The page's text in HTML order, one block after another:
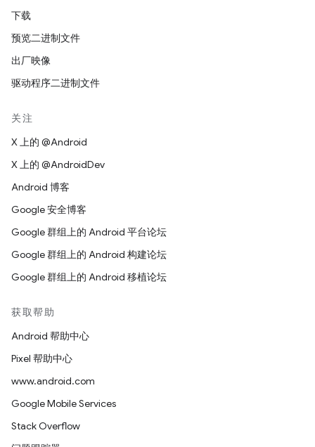
下载
预览二进制文件
出厂映像
驱动程序二进制文件
关注
X 上的 @Android
X 上的 @AndroidDev
Android 博客
Google 安全博客
Google 群组上的 Android 平台论坛
Google 群组上的 Android 构建论坛
Google 群组上的 Android 移植论坛
获取帮助
Android 帮助中心
Pixel 帮助中心
www.android.com
Google Mobile Services
Stack Overflow